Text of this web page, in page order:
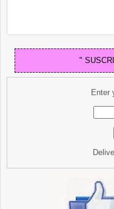
"
Enter